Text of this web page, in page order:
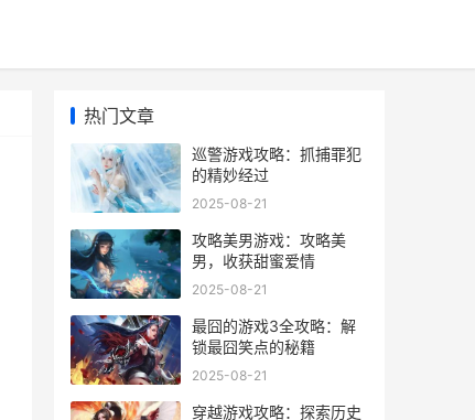
热门文章
巡警游戏攻略：抓捕罪犯
的精妙经过
2025-08-21
攻略美男游戏：攻略美
男，收获甜蜜爱情
2025-08-21
最囧的游戏3全攻略：解
锁最囧笑点的秘籍
2025-08-21
穿越游戏攻略：探索历史